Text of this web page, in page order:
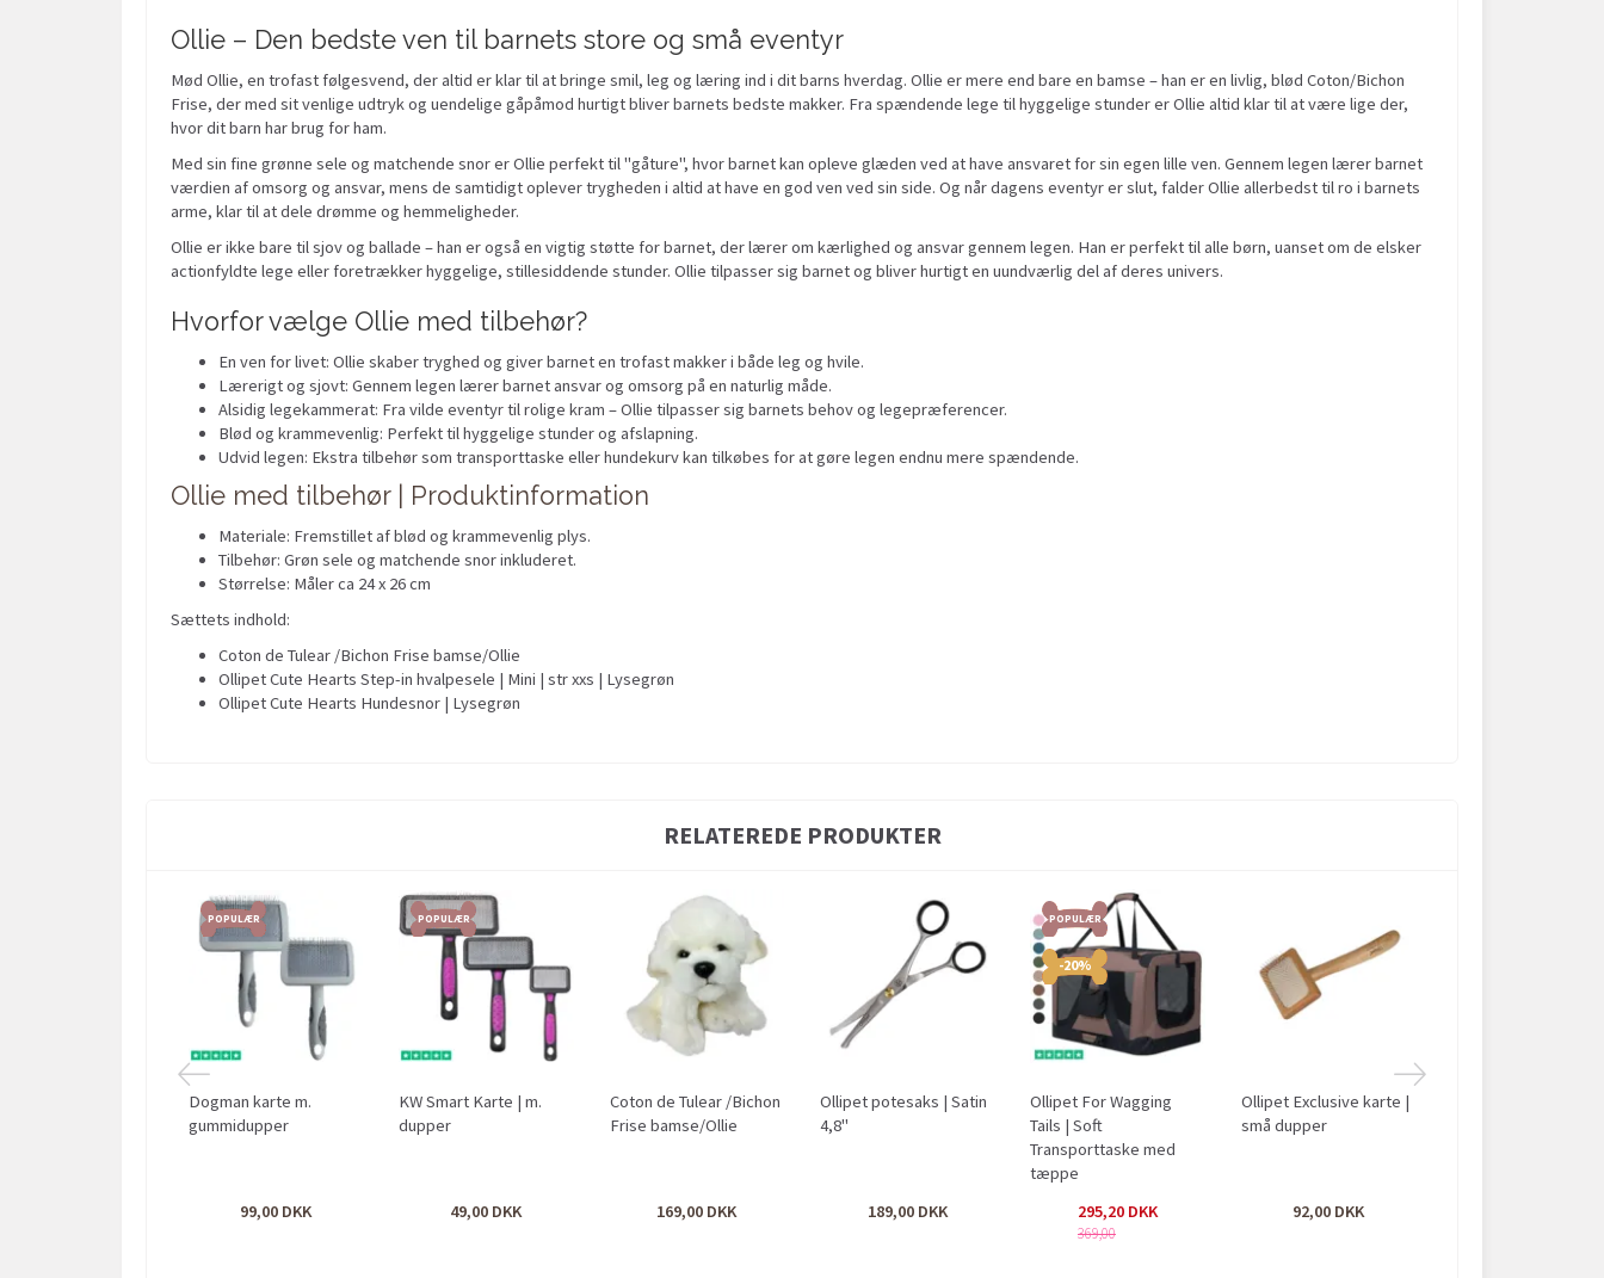
Ollie – Den bedste ven til barnets store og små eventyr
Mød Ollie, en trofast følgesvend, der altid er klar til at bringe smil, leg og læring ind i dit barns hverdag. Ollie er mere end bare en bamse – han er en livlig, blød Coton/Bichon
Frise, der med sit venlige udtryk og uendelige gåpåmod hurtigt bliver barnets bedste makker. Fra spændende lege til hyggelige stunder er Ollie altid klar til at være lige der,
hvor dit barn har brug for ham.
Med sin fine grønne sele og matchende snor er Ollie perfekt til "gåture", hvor barnet kan opleve glæden ved at have ansvaret for sin egen lille ven. Gennem legen lærer barnet
værdien af omsorg og ansvar, mens de samtidigt oplever trygheden i altid at have en god ven ved sin side. Og når dagens eventyr er slut, falder Ollie allerbedst til ro i barnets
arme, klar til at dele drømme og hemmeligheder.
Ollie er ikke bare til sjov og ballade – han er også en vigtig støtte for barnet, der lærer om kærlighed og ansvar gennem legen. Han er perfekt til alle børn, uanset om de elsker
actionfyldte lege eller foretrækker hyggelige, stillesiddende stunder. Ollie tilpasser sig barnet og bliver hurtigt en uundværlig del af deres univers.
Hvorfor vælge Ollie med tilbehør?
En ven for livet: Ollie skaber tryghed og giver barnet en trofast makker i både leg og hvile.
Lærerigt og sjovt: Gennem legen lærer barnet ansvar og omsorg på en naturlig måde.
Alsidig legekammerat: Fra vilde eventyr til rolige kram – Ollie tilpasser sig barnets behov og legepræferencer.
Blød og krammevenlig: Perfekt til hyggelige stunder og afslapning.
Udvid legen: Ekstra tilbehør som transporttaske eller hundekurv kan tilkøbes for at gøre legen endnu mere spændende.
Ollie med tilbehør | Produktinformation
Materiale: Fremstillet af blød og krammevenlig plys.
Tilbehør: Grøn sele og matchende snor inkluderet.
Størrelse: Måler ca 24 x 26 cm
Sættets indhold:
Coton de Tulear /Bichon Frise bamse/Ollie
Ollipet Cute Hearts Step-in hvalpesele | Mini | str xxs | Lysegrøn
Ollipet Cute Hearts Hundesnor | Lysegrøn
RELATEREDE PRODUKTER
POPULÆR
Dogman karte m.
gummidupper
99,00
POPULÆR
KW Smart Karte | m.
dupper
49,00
Coton de Tulear /Bichon
Frise bamse/Ollie
169,00
Ollipet potesaks | Satin
4,8"
189,00
POPULÆR
-20%
Ollipet For Wagging
Tails | Soft
Transporttaske med
tæppe
295,20
369,00
Ollipet Exclusive karte |
små dupper
92,00